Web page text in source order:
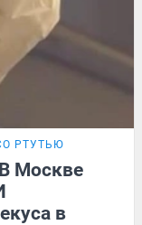
РТУТЬЮ
Москве
в